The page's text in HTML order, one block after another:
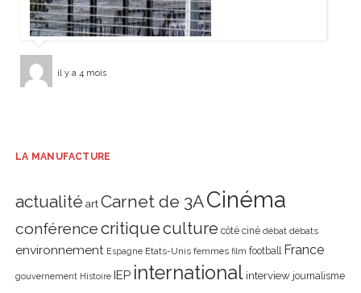
il y a 4 mois
LA MANUFACTURE
actualité art Carnet de 3ACinéma
conférencecritiqueculture côté ciné débat débats
environnement Espagne Etats-Unis femmes film football France
gouvernement Histoire IEP international interview journalisme